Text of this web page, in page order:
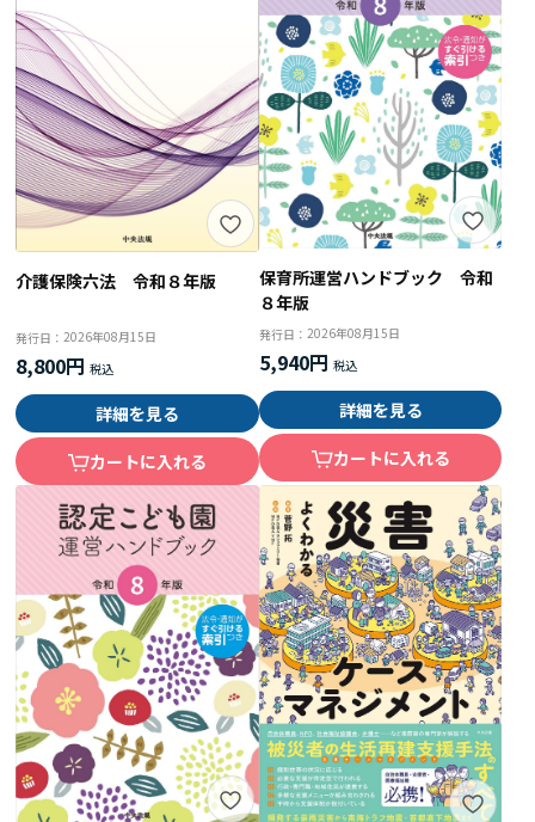
介護保険六法 令和８年版
発行日：2026年08月15日
8,800円
詳細を見る
カートに入れる
保育所運営ハンドブック 令和
８年版
発行日： 2026年08月15日
5,940円
詳細を見る
カートに入れる